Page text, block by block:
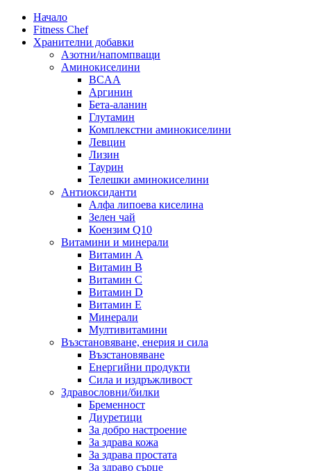
Начало
Fitness Chef
Хранителни добавки
Азотни/напомпващи
Аминокиселини
BCAA
Аргинин
Бета-аланин
Глутамин
Комплекстни аминокиселини
Левцин
Лизин
Таурин
Телешки аминокиселини
Антиоксиданти
Алфа липоева киселина
Зелен чай
Коензим Q10
Витамини и минерали
Витамин А
Витамин B
Витамин C
Витамин D
Витамин E
Минерали
Мултивитамини
Възстановяване, енерия и сила
Възстановяване
Енергийни продукти
Сила и издръжливост
Здравословни/билки
Бременност
Диуретици
За добро настроение
За здрава кожа
За здрава простата
За здраво сърце